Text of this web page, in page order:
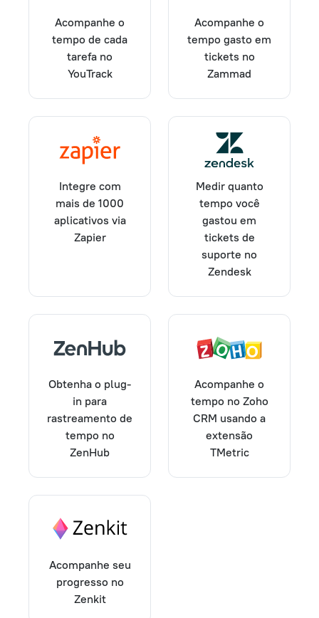
Acompanhe o
tempo de cada
tarefa no
YouTrack
Acompanhe o
tempo gasto em
tickets no
Zammad
Integre com
mais de 1000
aplicativos via
Zapier
Medir quanto
tempo você
gastou em
tickets de
suporte no
Zendesk
Obtenha o plug-
in para
rastreamento de
tempo no
ZenHub
Acompanhe o
tempo no Zoho
CRM usando a
extensão
TMetric
Acompanhe seu
progresso no
Zenkit